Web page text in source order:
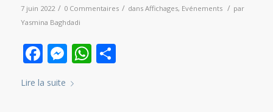
7 juin 2022 / 0 Commentaires / dans Affichages, Evénements / par
Yasmina Baghdadi
Facebook
Messenger
WhatsApp
Partager
Lire la suite